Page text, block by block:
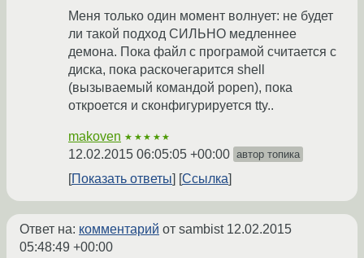
Меня только один момент волнует: не будет
ли такой подход СИЛЬНО медленнее
демона. Пока файл с програмой считается с
диска, пока раскочегарится shell
(вызываемый командой popen), пока
откроется и сконфигурируется tty..
makoven ★★★★★
12.02.2015 06:05:05 +00:00 автор топика
Показать ответы Ссылка
Ответ на: комментарий от sambist 12.02.2015
05:48:49 +00:00